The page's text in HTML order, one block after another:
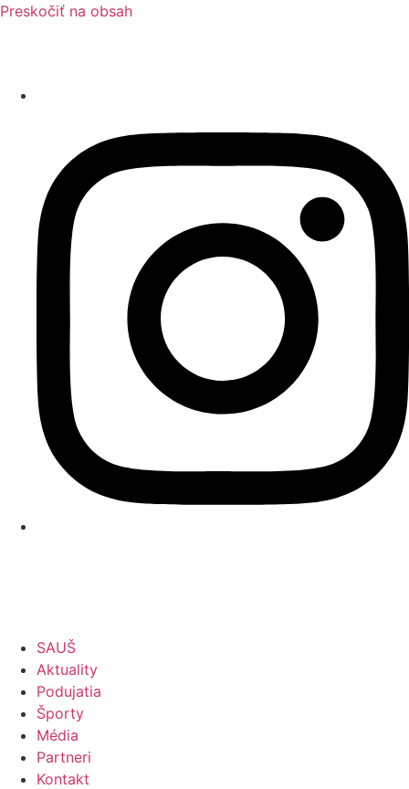
Preskočiť na obsah
SAUŠ
Aktuality
Podujatia
Športy
Média
Partneri
Kontakt